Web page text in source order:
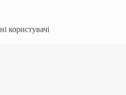
користувачі